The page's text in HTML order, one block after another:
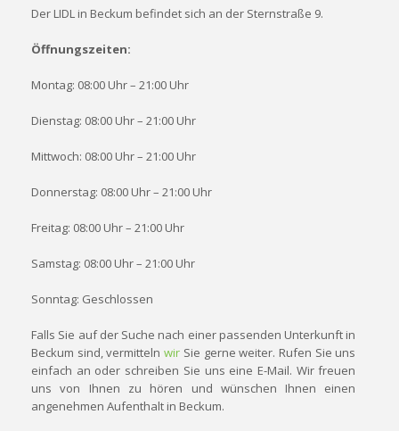
Der LIDL in Beckum befindet sich an der Sternstraße 9.
Öffnungszeiten:
Montag: 08:00 Uhr – 21:00 Uhr
Dienstag: 08:00 Uhr – 21:00 Uhr
Mittwoch: 08:00 Uhr – 21:00 Uhr
Donnerstag: 08:00 Uhr – 21:00 Uhr
Freitag: 08:00 Uhr – 21:00 Uhr
Samstag: 08:00 Uhr – 21:00 Uhr
Sonntag: Geschlossen
Falls Sie auf der Suche nach einer passenden Unterkunft in
Beckum sind, vermittelnwir Sie gerne weiter. Rufen Sie uns
einfach an oder schreiben Sie uns eine E-Mail. Wir freuen
uns von Ihnen zu hören und wünschen Ihnen einen
angenehmen Aufenthalt in Beckum.